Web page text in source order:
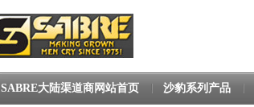
SABRE大陆渠道商网站首页 沙豹系列产品